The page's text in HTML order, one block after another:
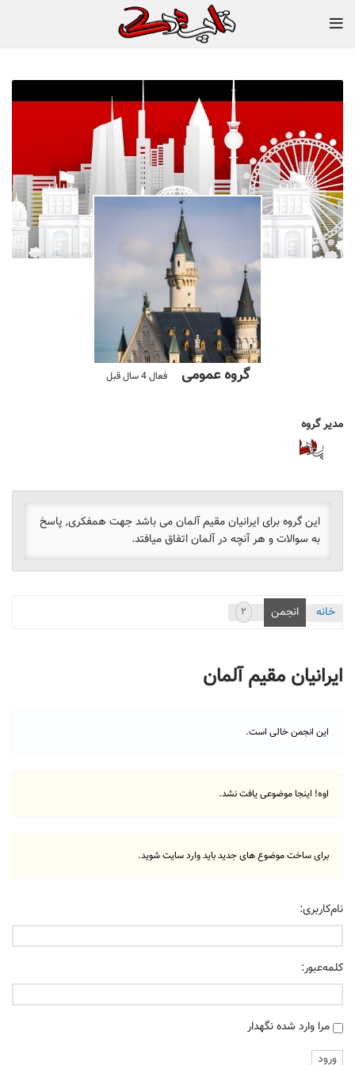
گروه عمومی فعال4 سال قبل
ناظر
مدیر گروه
این گروه برای ایرانیان مقیم آلمان می باشد جهت همفکری, پاسخ
به سوالات و هر آنچه در آلمان اتفاق میافتد.
خانه انجمن ۲
ایرانیان مقیم آلمان
این انجمن خالی است.
اوه! اینجا موضوعی یافت نشد.
برای ساخت موضوع های جدید باید وارد سایت شوید.
نام‌کاربری:
کلمه‌عبور:
مرا وارد شده نگهدار
ورود